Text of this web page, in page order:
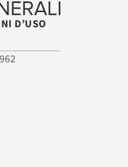
D’USO